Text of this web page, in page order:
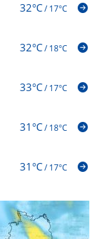
32°C/17°C
32°C/18°C
33°C/17°C
31°C/18°C
31°C/17°C